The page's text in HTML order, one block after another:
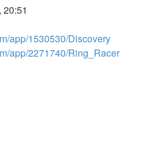
app/1530530/Discovery
app/2271740/Ring_Racer